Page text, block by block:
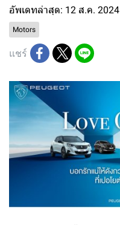
อัพเดทล่าสุด: 12 ส.ค. 2024
Motors
แชร์